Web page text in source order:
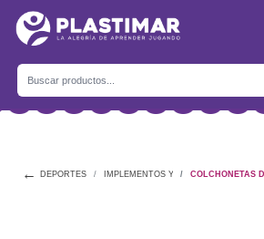
← DEPORTES IMPLEMENTOS Y EQUIPAMIENTO
COLCHONETAS